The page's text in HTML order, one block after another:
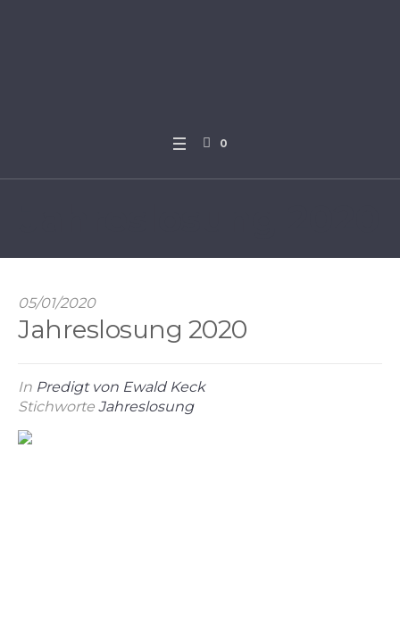
0
05/01/2020
Jahreslosung 2020
In Predigt von Ewald Keck
Stichworte Jahreslosung